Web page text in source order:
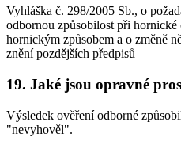
Vyhláška č. 298/2005 Sb., o
odbornou způsobilost při
hornickým způsobem a o změně
znění pozdějších předpisů
19. Jaké jsou opravné
Výsledek ověření odborné
"nevyhověl".